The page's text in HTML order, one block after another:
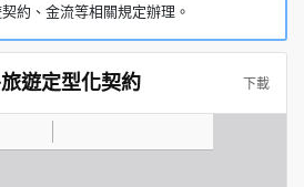
約、金流等相關規定辦理。
遊定型化契約 下載